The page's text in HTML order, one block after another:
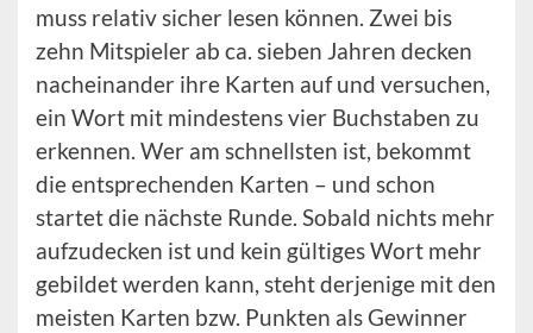
muss relativ sicher lesen können. Zwei bis
zehn Mitspieler ab ca. sieben Jahren decken
nacheinander ihre Karten auf und versuchen,
ein Wort mit mindestens vier Buchstaben zu
erkennen. Wer am schnellsten ist, bekommt
die entsprechenden Karten – und schon
startet die nächste Runde. Sobald nichts mehr
aufzudecken ist und kein gültiges Wort mehr
gebildet werden kann, steht derjenige mit den
meisten Karten bzw. Punkten als Gewinner